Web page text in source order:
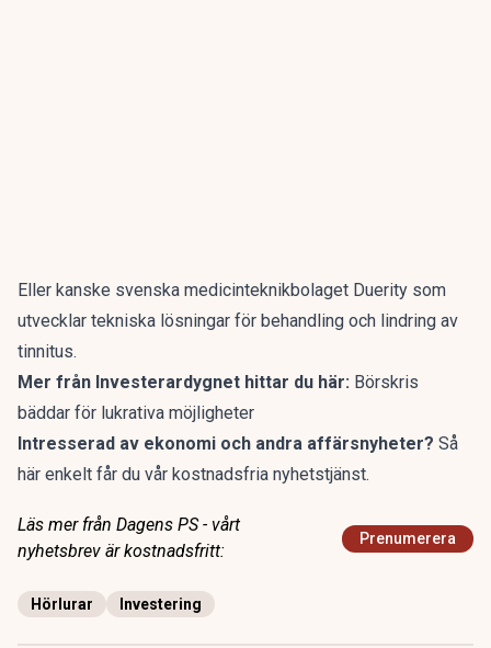
Eller kanske svenska medicinteknikbolaget Duerity som
utvecklar tekniska lösningar för behandling och lindring av
tinnitus.
Mer från Investerardygnet hittar du här: Börskris
bäddar för lukrativa möjligheter
Intresserad av ekonomi och andra affärsnyheter? Så
här enkelt får du vår kostnadsfria nyhetstjänst.
Läs mer från Dagens PS - vårt
nyhetsbrev är kostnadsfritt:
Prenumerera
Hörlurar Investering